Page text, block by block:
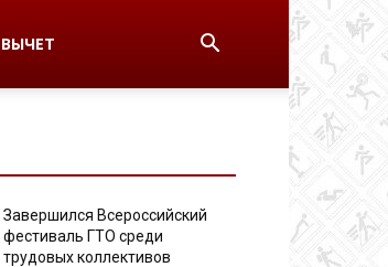
Завершился Всероссийский
фестиваль ГТО среди
трудовых коллективов